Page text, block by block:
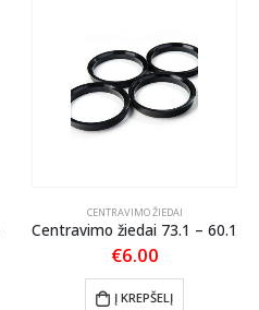
CENTRAVIMO ŽIEDAI
Centravimo žiedai 73.1 – 60.1
€6.00
Į KREPŠELĮ